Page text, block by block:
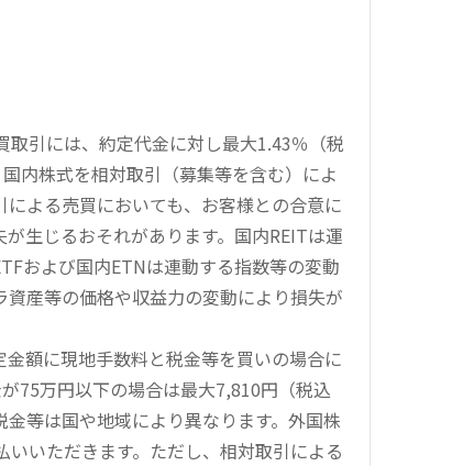
引には、約定代金に対し最大1.43％（税
内株式を相対取引（募集等を含む）によ
よる売買においても、お客様との合意に
生じるおそれがあります。国内REITは運
および国内ETNは連動する指数等の変動
産等の価格や収益力の変動により損失が
額に現地手数料と税金等を買いの場合に
75万円以下の場合は最大7,810円（税込
等は国や地域により異なります。外国株
いただきます。ただし、相対取引による